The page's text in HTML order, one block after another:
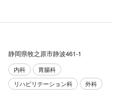
静岡県牧之原市静波461-1
内科
胃腸科
リハビリテーション科
外科